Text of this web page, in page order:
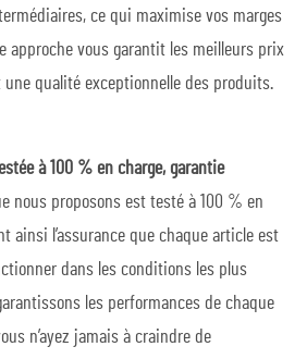
ce qui maximise vos marges
approche vous garantit les meilleurs prix
qualité exceptionnelle des produits.
à 100 % en charge, garantie
nous proposons est testé à 100 % en
ainsi l’assurance que chaque article est
dans les conditions les plus
les performances de chaque
n’ayez jamais à craindre de